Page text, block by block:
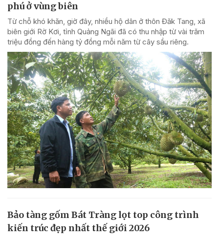
phú ở vùng biên
Từ chỗ khó khăn, giờ đây, nhiều hộ dân ở thôn Đăk Tang, xã
biên giới Rờ Kơi, tỉnh Quảng Ngãi đã có thu nhập từ vài trăm
triệu đồng đến hàng tỷ đồng mỗi năm từ cây sầu riêng.
Bảo tàng gốm Bát Tràng lọt top công trình
kiến trúc đẹp nhất thế giới 2026